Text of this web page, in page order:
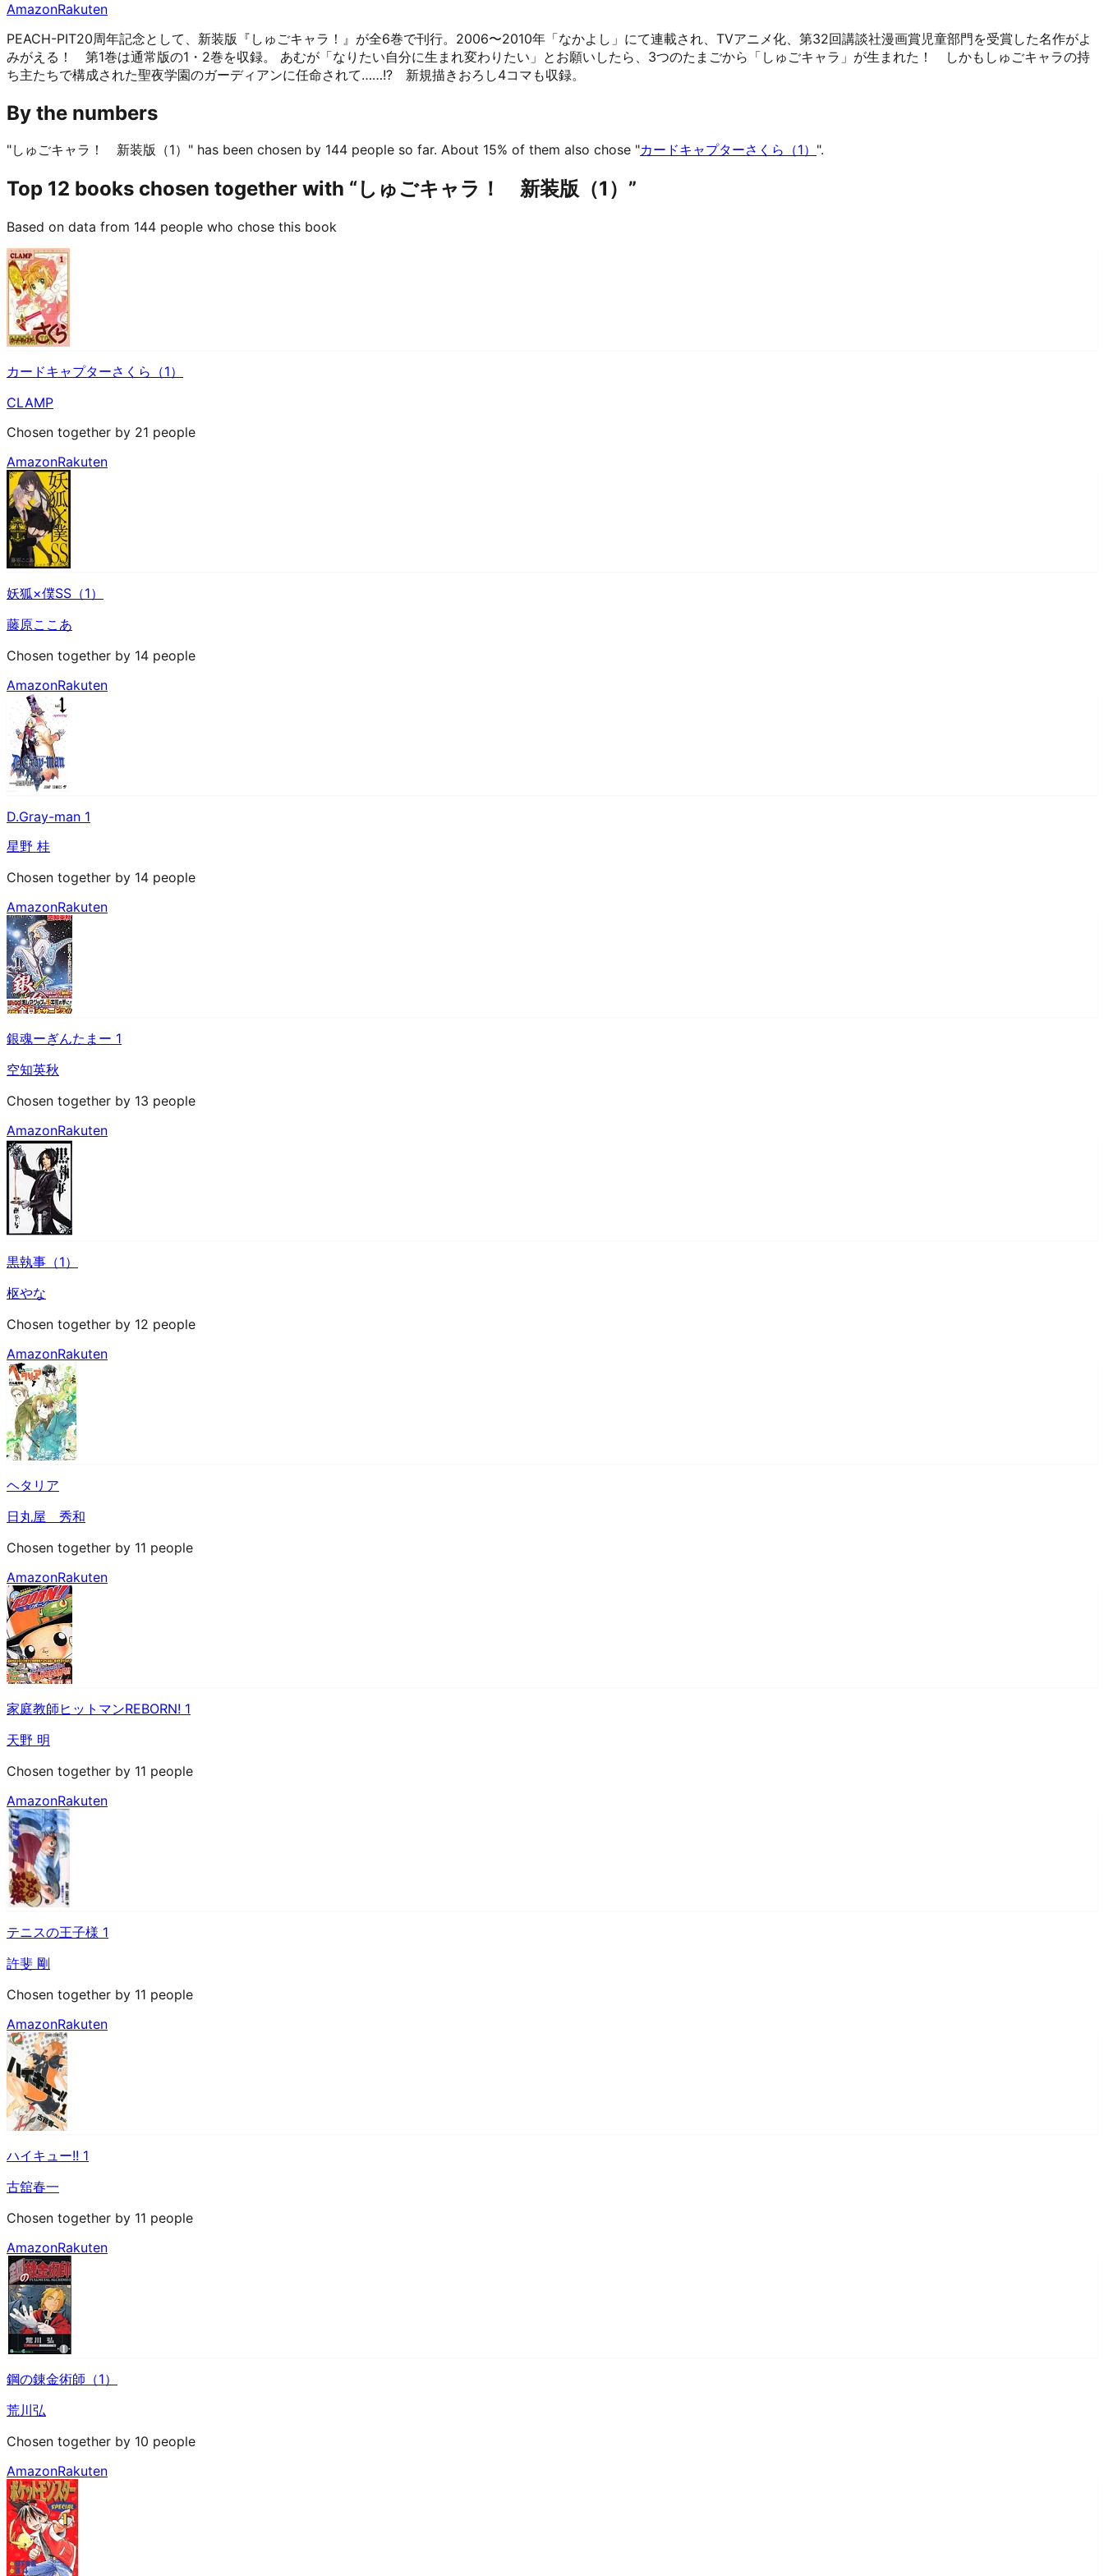
AmazonRakuten
PEACH-PIT20周年記念として、新装版『しゅごキャラ！』が全6巻で刊行。2006〜2010年「なかよし」にて連載され、TVアニメ化、第32回講談社漫画賞児童部門を受賞した名作がよ
みがえる！ 第1巻は通常版の1・2巻を収録。 あむが「なりたい自分に生まれ変わりたい」とお願いしたら、3つのたまごから「しゅごキャラ」が生まれた！ しかもしゅごキャラの持
ち主たちで構成された聖夜学園のガーディアンに任命されて……!? 新規描きおろし4コマも収録。
By the numbers
"しゅごキャラ！ 新装版（1）" has been chosen by 144 people so far. About 15% of them also chose "カードキャプターさくら（1） ".
Top 12 books chosen together with “しゅごキャラ！ 新装版（1）”
Based on data from 144 people who chose this book
カードキャプターさくら（1）
CLAMP
Chosen together by 21 people
AmazonRakuten
妖狐×僕SS（1）
藤原ここあ
Chosen together by 14 people
AmazonRakuten
D.Gray-man 1
星野 桂
Chosen together by 14 people
AmazonRakuten
銀魂ーぎんたまー 1
空知英秋
Chosen together by 13 people
AmazonRakuten
黒執事（1）
枢やな
Chosen together by 12 people
AmazonRakuten
ヘタリア
日丸屋 秀和
Chosen together by 11 people
AmazonRakuten
家庭教師ヒットマンREBORN! 1
天野 明
Chosen together by 11 people
AmazonRakuten
テニスの王子様 1
許斐 剛
Chosen together by 11 people
AmazonRakuten
ハイキュー!! 1
古舘春一
Chosen together by 11 people
AmazonRakuten
鋼の錬金術師（1）
荒川弘
Chosen together by 10 people
AmazonRakuten